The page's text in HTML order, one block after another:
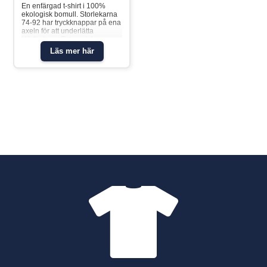
Läs mer här
En enfärgad t-shirt i 100%
ekologisk bomull. Storlekarna
74-92 har tryckknappar på ena
axeln för att underlätta
klädbyten. • Extra mjuka
sömmar • YKK Tryckknappar
Produktsäkerhet: KEEP AWAY
FROM FIRET-shirt